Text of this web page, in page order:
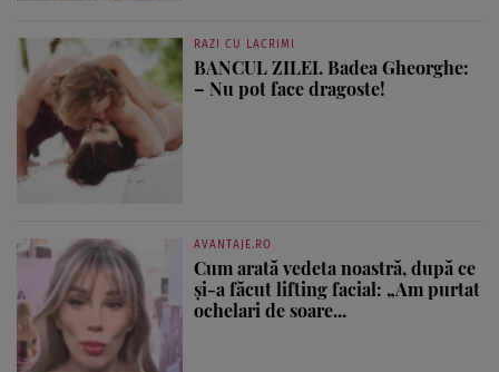
RAZI CU LACRIMI
BANCUL ZILEI. Badea Gheorghe:
– Nu pot face dragoste!
AVANTAJE.RO
Cum arată vedeta noastră, după ce
și-a făcut lifting facial: „Am purtat
ochelari de soare...